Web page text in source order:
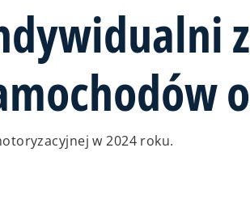
w 2024 roku.